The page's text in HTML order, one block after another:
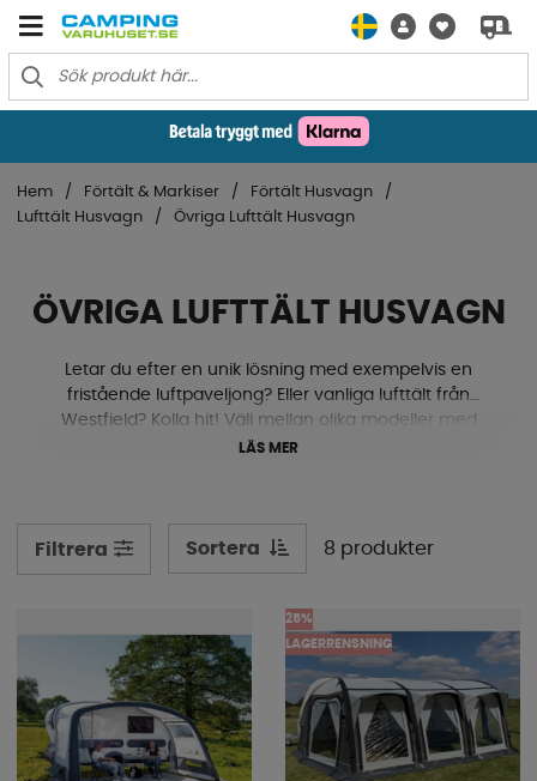
Hem Förtält & Markiser
Förtält Husvagn
Lufttält Husvagn
Övriga Lufttält Husvagn
ÖVRIGA LUFTTÄLT HUSVAGN
Letar du efter en unik lösning med exempelvis en
fristående luftpaveljong? Eller vanliga lufttält från
Westfield? Kolla hit! Välj mellan olika modeller med
smidiga uppblåsbara lösningar för att slippa krångla
LÄS MER
Filtrera Sortera 8 produkter
25%
LAGERRENSNING